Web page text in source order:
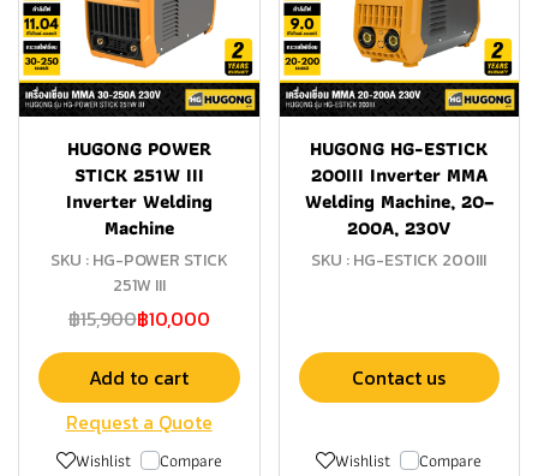
HUGONG POWER
STICK 251W III
Inverter Welding
Machine
SKU : HG-POWER STICK
251W III
฿15,900฿10,000
Add to cart
Request a Quote
Wishlist Compare
HUGONG HG-ESTICK
200III Inverter MMA
Welding Machine, 20–
200A, 230V
SKU : HG-ESTICK 200III
Contact us
Wishlist Compare